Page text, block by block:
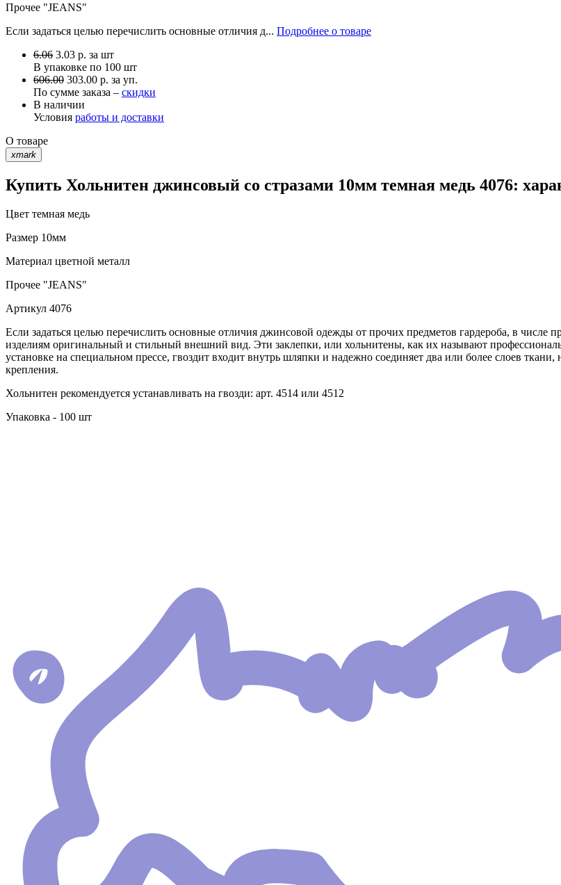
Прочее "JEANS"
Если задаться целью перечислить основные отличия д... Подробнее о товаре
6.06 3.03 р. за шт
В упаковке по 100 шт
606.00 303.00 р. за уп.
По сумме заказа – скидки
В наличии
Условия работы и доставки
О товаре
xmark
Купить Хольнитен джинсовый со стразами 10мм темная медь 4076:
Цвет темная медь
Размер 10мм
Материал цветной металл
Прочее "JEANS"
Артикул 4076
Если задаться целью перечислить основные отличия джинсовой одежды от прочих предметов гардероба, в числе
изделиям оригинальный и стильный внешний вид. Эти заклепки, или хольнитены, как их называют
установке на специальном прессе, гвоздит входит внутрь шляпки и надежно соединяет два или более слоев
крепления.
Хольнитен рекомендуется устанавливать на гвозди: арт. 4514 или 4512
Упаковка - 100 шт